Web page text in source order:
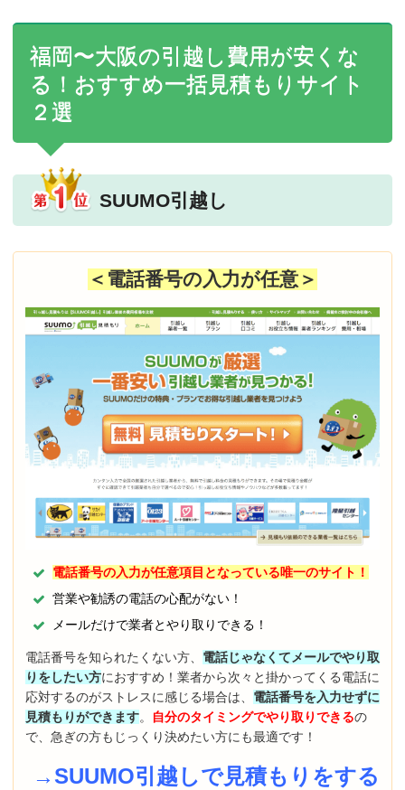
福岡〜大阪の引越し費用が安くな
る！おすすめ一括見積もりサイト
２選
SUUMO引越し
＜電話番号の入力が任意＞
電話番号の入力が任意項目となっている唯一のサイト！
営業や勧誘の電話の心配がない！
メールだけで業者とやり取りできる！
電話番号を知られたくない方、 電話じゃなくてメールでやり取
りをしたい方におすすめ！業者から次々と掛かってくる電話に
応対するのがストレスに感じる場合は、 電話番号を入力せずに
見積もりができます。 自分のタイミングでやり取りできるの
で、急ぎの方もじっくり決めたい方にも最適です！
→SUUMO引越しで見積もりをする